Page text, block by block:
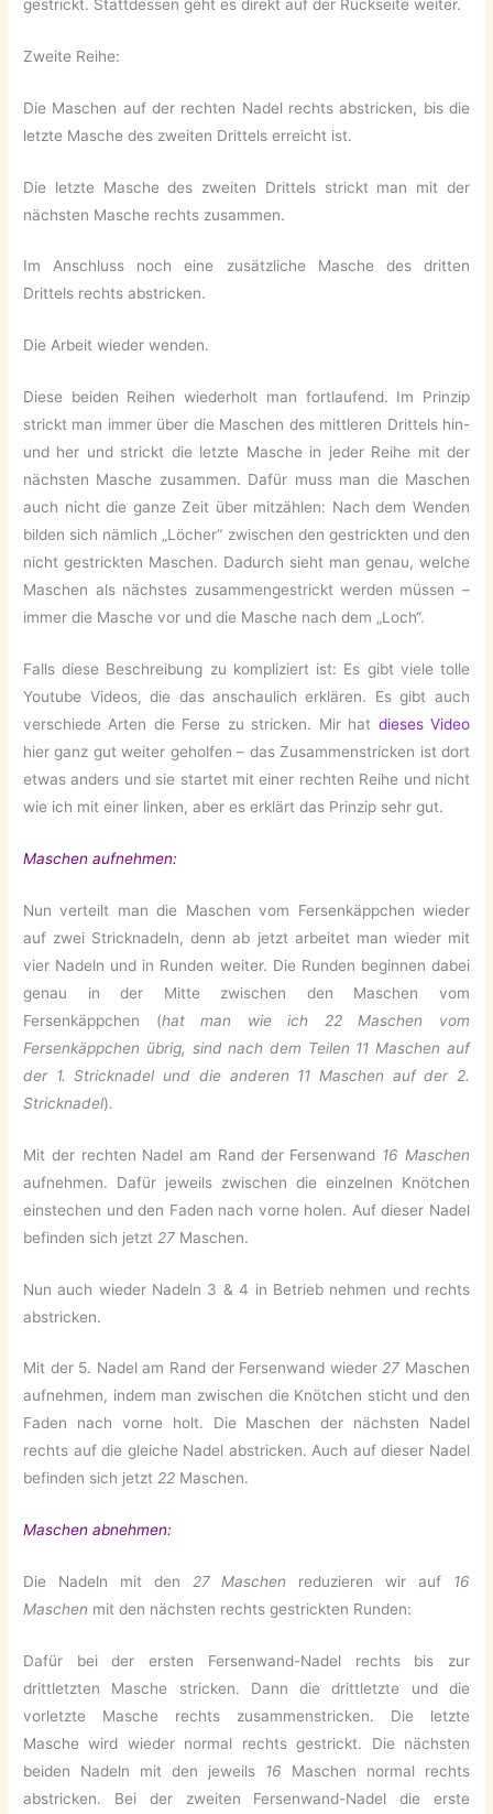
gestrickt. Stattdessen geht es direkt auf der Rückseite weiter.
Zweite Reihe:
Die Maschen auf der rechten Nadel rechts abstricken, bis die
letzte Masche des zweiten Drittels erreicht ist.
Die letzte Masche des zweiten Drittels strickt man mit der
nächsten Masche rechts zusammen.
Im Anschluss noch eine zusätzliche Masche des dritten
Drittels rechts abstricken.
Die Arbeit wieder wenden.
Diese beiden Reihen wiederholt man fortlaufend. Im Prinzip
strickt man immer über die Maschen des mittleren Drittels hin-
und her und strickt die letzte Masche in jeder Reihe mit der
nächsten Masche zusammen. Dafür muss man die Maschen
auch nicht die ganze Zeit über mitzählen: Nach dem Wenden
bilden sich nämlich „Löcher“ zwischen den gestrickten und den
nicht gestrickten Maschen. Dadurch sieht man genau, welche
Maschen als nächstes zusammengestrickt werden müssen –
immer die Masche vor und die Masche nach dem „Loch“.
Falls diese Beschreibung zu kompliziert ist: Es gibt viele tolle
Youtube Videos, die das anschaulich erklären. Es gibt auch
verschiede Arten die Ferse zu stricken. Mir hat dieses Video
hier ganz gut weiter geholfen – das Zusammenstricken ist dort
etwas anders und sie startet mit einer rechten Reihe und nicht
wie ich mit einer linken, aber es erklärt das Prinzip sehr gut.
Maschen aufnehmen:
Nun verteilt man die Maschen vom Fersenkäppchen wieder
auf zwei Stricknadeln, denn ab jetzt arbeitet man wieder mit
vier Nadeln und in Runden weiter. Die Runden beginnen dabei
genau in der Mitte zwischen den Maschen vom
Fersenkäppchen (hat man wie ich 22 Maschen vom
Fersenkäppchen übrig, sind nach dem Teilen 11 Maschen auf
der 1. Stricknadel und die anderen 11 Maschen auf der 2.
Stricknadel).
Mit der rechten Nadel am Rand der Fersenwand 16 Maschen
aufnehmen. Dafür jeweils zwischen die einzelnen Knötchen
einstechen und den Faden nach vorne holen. Auf dieser Nadel
befinden sich jetzt 27 Maschen.
Nun auch wieder Nadeln 3 & 4 in Betrieb nehmen und rechts
abstricken.
Mit der 5. Nadel am Rand der Fersenwand wieder27 Maschen
aufnehmen, indem man zwischen die Knötchen sticht und den
Faden nach vorne holt. Die Maschen der nächsten Nadel
rechts auf die gleiche Nadel abstricken. Auch auf dieser Nadel
befinden sich jetzt22 Maschen.
Maschen abnehmen:
Die Nadeln mit den 27 Maschen reduzieren wir auf 16
Maschen mit den nächsten rechts gestrickten Runden:
Dafür bei der ersten Fersenwand-Nadel rechts bis zur
drittletzten Masche stricken. Dann die drittletzte und die
vorletzte Masche rechts zusammenstricken. Die letzte
Masche wird wieder normal rechts gestrickt. Die nächsten
beiden Nadeln mit den jeweils 16 Maschen normal rechts
abstricken. Bei der zweiten Fersenwand-Nadel die erste